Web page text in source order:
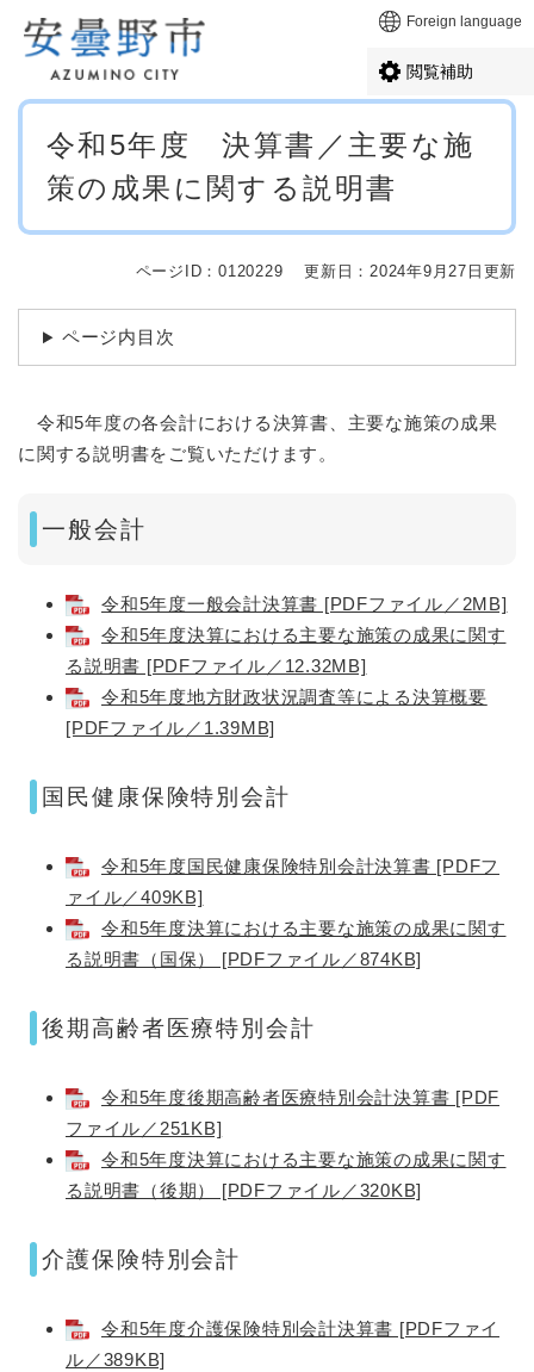
メニューを飛ばして本文へ Foreign language
閲覧補助
本
令和5年度 決算書／主要な施
策の成果に関する説明書
ページID：0120229 更新日：2024年9月27日更新
ページ内目次
令和5年度の各会計における決算書、主要な施策の成果
に関する説明書をご覧いただけます。
一般会計
令和5年度一般会計決算書 [PDFファイル／2MB]
令和5年度決算における主要な施策の成果に関す
る説明書 [PDFファイル／12.32MB]
令和5年度地方財政状況調査等による決算概要
[PDFファイル／1.39MB]
国民健康保険特別会計
令和5年度国民健康保険特別会計決算書 [PDFフ
ァイル／409KB]
令和5年度決算における主要な施策の成果に関す
る説明書（国保） [PDFファイル／874KB]
後期高齢者医療特別会計
令和5年度後期高齢者医療特別会計決算書 [PDF
ファイル／251KB]
令和5年度決算における主要な施策の成果に関す
る説明書（後期） [PDFファイル／320KB]
介護保険特別会計
令和5年度介護保険特別会計決算書 [PDFファイ
ル／389KB]